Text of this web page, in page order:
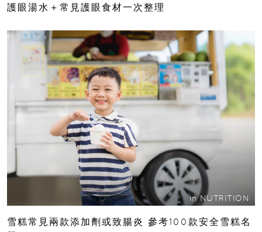
護眼湯水＋常見護眼食材一次整理
In NUTRITION
雪糕常見兩款添加劑或致腸炎 參考100款安全雪糕名